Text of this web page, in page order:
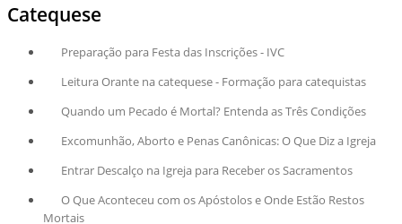
Catequese
Preparação para Festa das Inscrições - IVC
Leitura Orante na catequese - Formação para catequistas
Quando um Pecado é Mortal? Entenda as Três Condições
Excomunhão, Aborto e Penas Canônicas: O Que Diz a Igreja
Entrar Descalço na Igreja para Receber os Sacramentos
O Que Aconteceu com os Apóstolos e Onde Estão Restos
Mortais